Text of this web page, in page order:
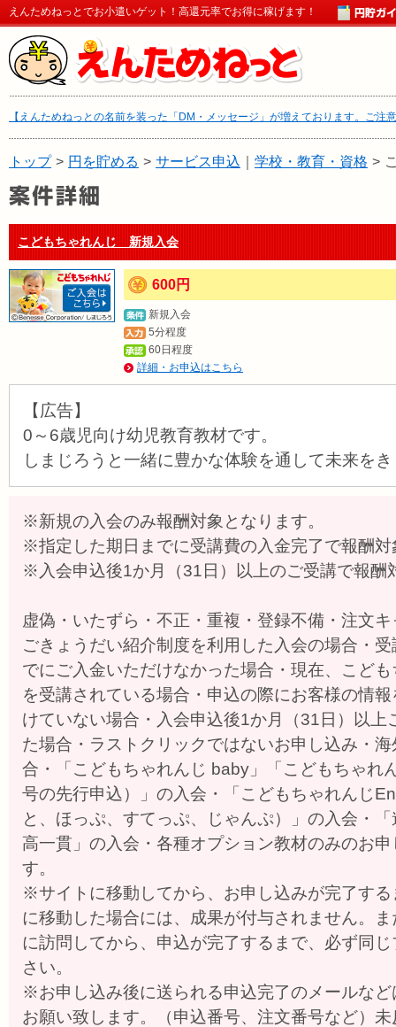
えんためねっとでお小遣いゲット！高還元率でお得に稼げます！
【えんためねっとの名前を装った「DM・メッセージ」が増えております。ご注
トップ > 円を貯める > サービス申込 学校・教育・資格 >
こどもちゃれんじ 新規入会
600円
新規入会
5分程度
60日程度
詳細・お申込はこちら
【広告】
0～6歳児向け幼児教育教材です。
しまじろうと一緒に豊かな体験を通して未来を
※新規の入会のみ報酬対象となります。
※指定した期日までに受講費の入金完了で報酬対
※入会申込後1か月（31日）以上のご受講で報酬
虚偽・いたずら・不正・重複・登録不備・注文
ごきょうだい紹介制度を利用した入会の場合・
でにご入金いただけなかった場合・現在、こど
を受講されている場合・申込の際にお客様の情
けていない場合・入会申込後1か月（31日）以上
た場合・ラストクリックではないお申し込み・
合・「こどもちゃれんじ baby」「こどもちゃれ
号の先行申込）」の入会・「こどもちゃれんじ
と、ほっぷ、すてっぷ、じゃんぷ）」の入会・
高一貫」の入会・各種オプション教材のみのお
す。
※サイトに移動してから、お申し込みが完了す
に移動した場合には、成果が付与されません。
に訪問してから、申込が完了するまで、必ず同
さい。
※お申し込み後に送られる申込完了のメールな
お願い致します。（申込番号、注文番号など）